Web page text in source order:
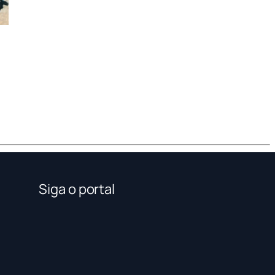
Siga o portal